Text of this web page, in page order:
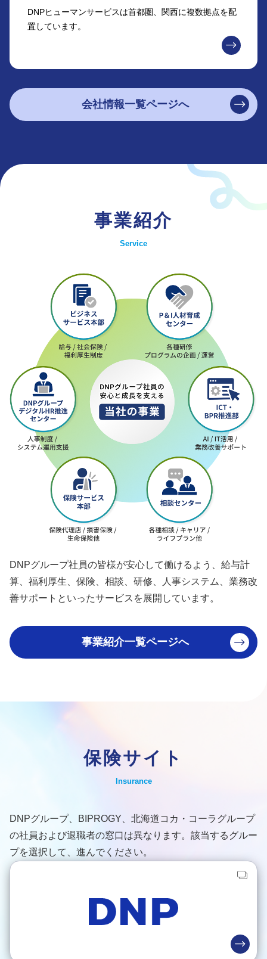
DNPヒューマンサービスは首都圏、関西に複数拠点を配
置しています。
会社情報一覧ページへ
事業紹介
Service
DNPグループ社員の皆様が安心して働けるよう、給与計
算、福利厚生、保険、相談、研修、人事システム、業務改
善サポートといったサービスを展開しています。
事業紹介一覧ページへ
保険サイト
Insurance
DNPグループ、BIPROGY、北海道コカ・コーラグループ
の社員および退職者の窓口は異なります。該当するグルー
プを選択して、進んでください。